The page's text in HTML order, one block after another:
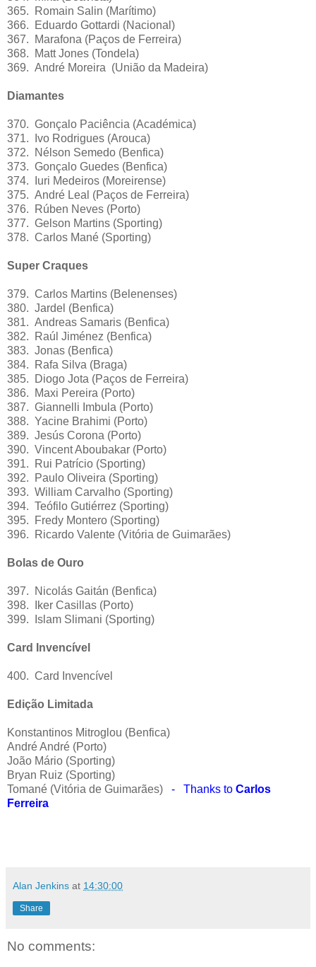
365. Romain Salin (Marítimo)
366. Eduardo Gottardi (Nacional)
367. Marafona (Paços de Ferreira)
368. Matt Jones (Tondela)
369. André Moreira (União da Madeira)
Diamantes
370. Gonçalo Paciência (Académica)
371. Ivo Rodrigues (Arouca)
372. Nélson Semedo (Benfica)
373. Gonçalo Guedes (Benfica)
374. Iuri Medeiros (Moreirense)
375. André Leal (Paços de Ferreira)
376. Rúben Neves (Porto)
377. Gelson Martins (Sporting)
378. Carlos Mané (Sporting)
Super Craques
379. Carlos Martins (Belenenses)
380. Jardel (Benfica)
381. Andreas Samaris (Benfica)
382. Raúl Jiménez (Benfica)
383. Jonas (Benfica)
384. Rafa Silva (Braga)
385. Diogo Jota (Paços de Ferreira)
386. Maxi Pereira (Porto)
387. Giannelli Imbula (Porto)
388. Yacine Brahimi (Porto)
389. Jesús Corona (Porto)
390. Vincent Aboubakar (Porto)
391. Rui Patrício (Sporting)
392. Paulo Oliveira (Sporting)
393. William Carvalho (Sporting)
394. Teófilo Gutiérrez (Sporting)
395. Fredy Montero (Sporting)
396. Ricardo Valente (Vitória de Guimarães)
Bolas de Ouro
397. Nicolás Gaitán (Benfica)
398. Iker Casillas (Porto)
399. Islam Slimani (Sporting)
Card Invencível
400. Card Invencível
Edição Limitada
Konstantinos Mitroglou (Benfica)
André André (Porto)
João Mário (Sporting)
Bryan Ruiz (Sporting)
Tomané (Vitória de Guimarães)
- Thanks to Carlos
Ferreira
Alan Jenkins at 14:30:00
Share
No comments: